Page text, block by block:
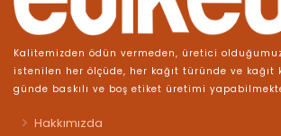
Kalitemizden ödün vermeden, üretici
istenilen her ölçüde, her kağıt türünde ve kağıt
günde baskılı ve boş etiket üretimi
Hakkımızda